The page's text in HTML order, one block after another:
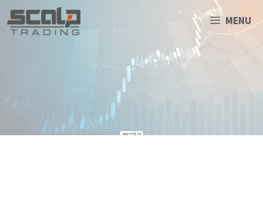
Inhalt
springen
MENU